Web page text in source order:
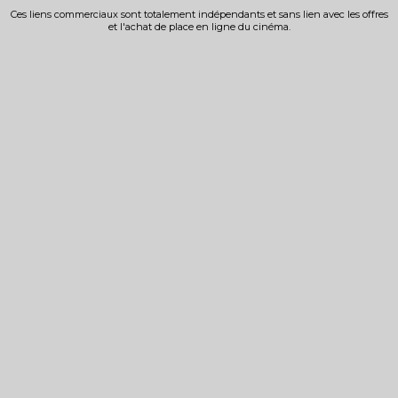
Ces liens commerciaux sont totalement indépendants et sans lien avec les offres
et l'achat de place en ligne du cinéma.